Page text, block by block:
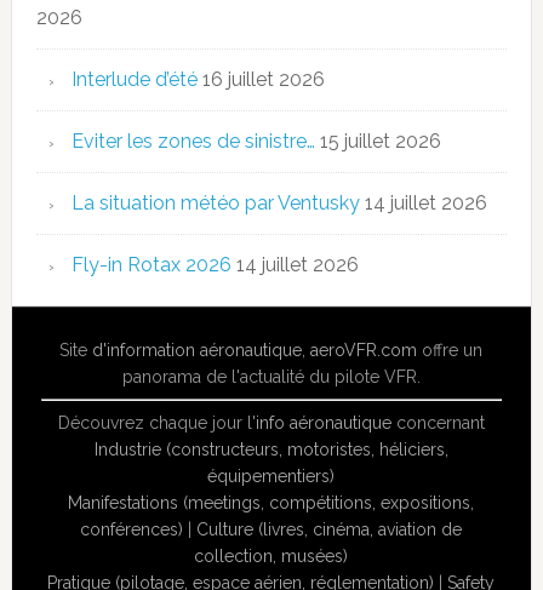
2026
Interlude d’été 16 juillet 2026
Eviter les zones de sinistre… 15 juillet 2026
La situation météo par Ventusky 14 juillet 2026
Fly-in Rotax 2026 14 juillet 2026
Site d'information aéronautique ,aeroVFR.com offre un
panorama de l'actualité du pilote VFR.
Découvrez chaque jour l'info aéronautiqueconcernant
Industrie (constructeurs, motoristes, héliciers,
équipementiers)
Manifestations (meetings, compétitions, expositions,
conférences)
Culture (livres, cinéma, aviation de
collection, musées)
Pratique (pilotage, espace aérien, réglementation) |Safety